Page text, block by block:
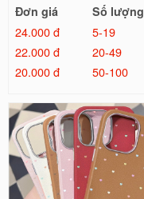
Đơn giá
Số lượng
24.000 đ
5-19
22.000 đ
20-49
20.000 đ
50-100